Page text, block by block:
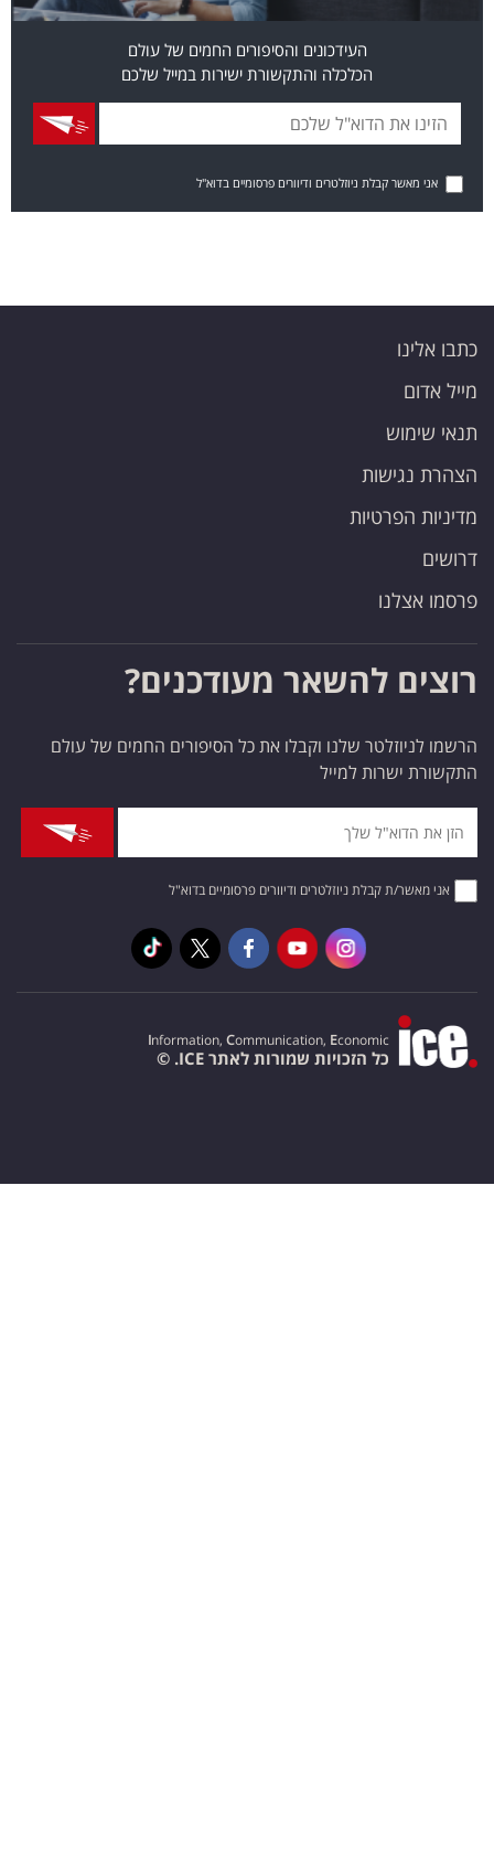
העידכונים והסיפורים החמים של עולם
הכלכלה והתקשורת ישירות במייל שלכם
אני מאשר קבלת ניוזלטרים ודיוורים פרסומיים בדוא"ל
כתבו אלינו
מייל אדום
תנאי שימוש
הצהרת נגישות
מדיניות הפרטיות
דרושים
פרסמו אצלנו
רוצים להשאר מעודכנים?
הרשמו לניוזלטר שלנו וקבלו את כל הסיפורים החמים של עולם
התקשורת ישרות למייל
אני מאשר/ת קבלת ניוזלטרים ודיוורים פרסומיים בדוא"ל
Information, Communication, Economic
כל הזכויות שמורות לאתר ICE. ©